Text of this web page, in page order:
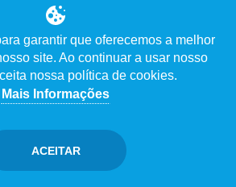
Ver Vídeo
Descrição
garantir que oferecemos a melhor
site. Ao continuar a usar nosso
nossa política de cookies.
Mais Informações
ACEITAR